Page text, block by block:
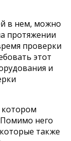
в нем, можно
протяжении
проверки
этот
и
него
также